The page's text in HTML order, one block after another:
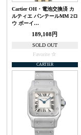
Cartier OH・電池交換済 カ
ルティエ パンテールMM 2ロ
ウ ボーイ…
189,108円
SOLD OUT
Favorite
CARTIER